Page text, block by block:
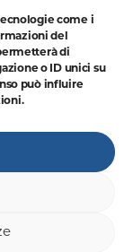
come i
del
di
o ID unici su
può influire
|